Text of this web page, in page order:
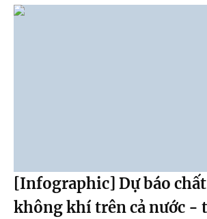
[Infographic] Dự báo
không khí trên cả nước -